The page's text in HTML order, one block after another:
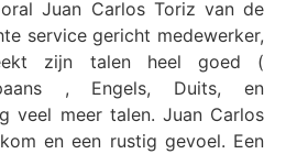
Juan Carlos Toriz van de
service gericht medewerker,
zijn talen heel goed (
, Engels, Duits, en
veel meer talen. Juan Carlos
en een rustig gevoel. Een